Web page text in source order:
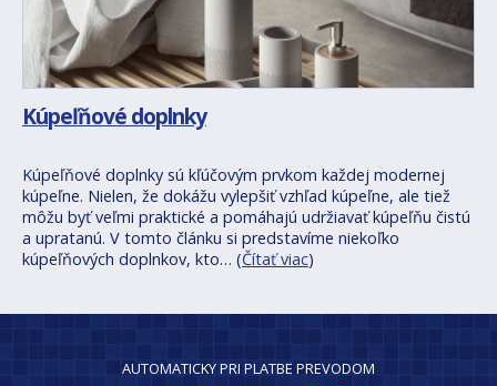
Kúpeľňové doplnky
Kúpeľňové doplnky sú kľúčovým prvkom každej modernej
kúpeľne. Nielen, že dokážu vylepšiť vzhľad kúpeľne, ale tiež
môžu byť veľmi praktické a pomáhajú udržiavať kúpeľňu čistú
a upratanú. V tomto článku si predstavíme niekoľko
kúpeľňových doplnkov, kto… (Čítať viac)
AUTOMATICKY PRI PLATBE PREVODOM